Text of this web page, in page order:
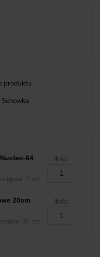
produktu
64
1 szt.
Ilość:
20cm
31 szt.
Ilość: